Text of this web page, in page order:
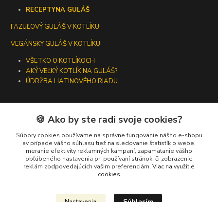
RECEPTYNA GULÁŠ
-FAZUĽOVÝ GULÁŠ V KOTLÍKU
- VEGÁNSKY GULÁŠ V KOTLÍKU
VŠETKO O KOTLÍKOCH
AKÝ VEĽKÝ KOTLÍK NA GULÁŠ?
ÚDRŽBA LIATINOVÉHO RIADU
Kontakty
+421 919 275 553
(Po-Pia, 10-13 hod.)
🍪 Ako by ste radi svoje cookies?
Súbory cookies používame na správne fungovanie nášho e-shopu
av prípade vášho súhlasu tiež na sledovanie štatistík o webe,
meranie efektivity reklamných kampaní, zapamätanie vášho
obľúbeného nastavenia pri používaní stránok, či zobrazenie
reklám zodpovedajúcich vašim preferenciám. Viac na využitie
cookies